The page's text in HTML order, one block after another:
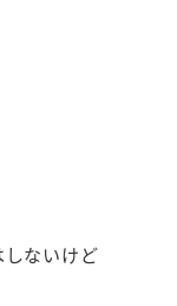
ないけど